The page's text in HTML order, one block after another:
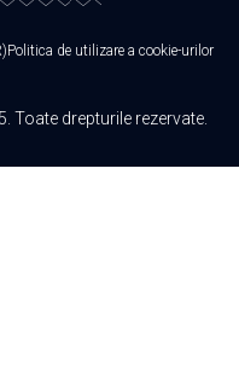
Politica de utilizare a cookie-urilor
drepturile rezervate.